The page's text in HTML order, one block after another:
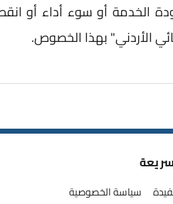
الخدمة أو سوء أداء أو
الأردني" بهذا الخصوص.
سياسة الخصوصية